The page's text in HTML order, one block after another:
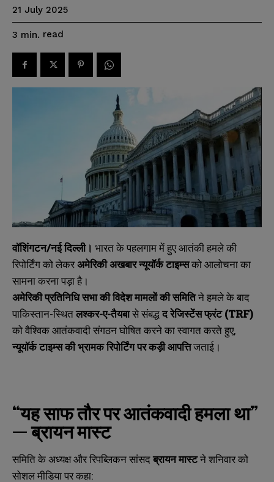
21 July 2025
3 min. read
वॉशिंगटन/नई दिल्ली। भारत के पहलगाम में हुए आतंकी हमले की
रिपोर्टिंग को लेकरअमेरिकी अखबार न्यूयॉर्क टाइम्सको आलोचना का
सामना करना पड़ा है।
अमेरिकी प्रतिनिधि सभा की विदेश मामलों की समितिने हमले के बाद
पाकिस्तान-स्थितलश्कर-ए-तैयबासे संबद्धद रेजिस्टेंस फ्रंट (TRF)
को वैश्विक आतंकवादी संगठन घोषित करने का स्वागत करते हुए,
न्यूयॉर्क टाइम्स की भ्रामक रिपोर्टिंग पर कड़ी आपत्तिजताई।
“यह साफ तौर पर आतंकवादी हमला था”
— ब्रायन मास्ट
समिति के अध्यक्ष और रिपब्लिकन सांसदब्रायन मास्टने शनिवार को
सोशल मीडिया पर कहा: